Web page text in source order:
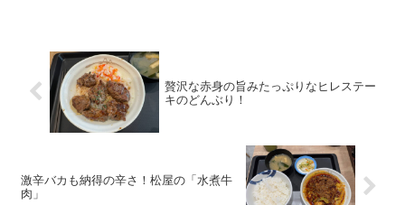
贅沢な赤身の旨みたっぷりなヒレステー
キのどんぶり！
激辛バカも納得の辛さ！松屋の「水煮牛
肉」